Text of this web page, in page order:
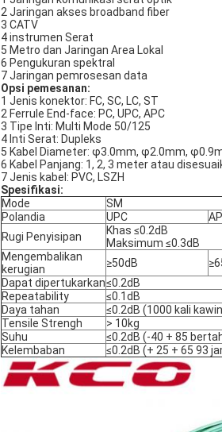
2 Jaringan akses broadband fiber
3 CATV
4 instrumen Serat
5 Metro dan Jaringan Area Lokal
6 Pengukuran spektral
7 Jaringan pemrosesan data
Opsi pemesanan:
1 Jenis konektor: FC, SC, LC, ST
2 Ferrule End-face: PC, UPC, APC
3 Tipe Inti: Multi Mode 50/125
4 Inti Serat: Dupleks
5 Kabel Diameter: φ3.0mm, φ2.0mm,
6 Kabel Panjang: 1, 2, 3 meter atau
7 Jenis kabel: PVC, LSZH
Spesifikasi:
Mode
SM
Polandia
UPC
Rugi Penyisipan
Khas ≤0.2dB
Maksimum ≤0.3dB
Mengembalikan
kerugian
≥50dB
Dapat dipertukarkan≤0.2dB
Repeatability
≤0.1dB
Daya tahan
≤0.2dB (1000 kali
Tensile Strengh
> 10kg
Suhu
≤0.2dB (-40 + 85
Kelembaban
≤0.2dB (+ 25 + 65 93